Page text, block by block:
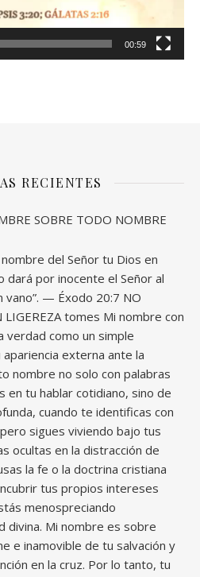
00:59
RECIENTES
SOBRE TODO NOMBRE
del Señor tu Dios en
dará por inocente el Señor al
— Éxodo 20:7 NO
LIGEREZA tomes Mi nombre con
verdad como un simple
externa ante la
nombre no solo con palabras
en tu hablar cotidiano, sino de
cuando te identificas con
sigues viviendo bajo tus
ocultas en la distracción de
la fe o la doctrina cristiana
tus propios intereses
menospreciando
divina. Mi nombre es sobre
e inamovible de tu salvación y
en la cruz. Por lo tanto, tu